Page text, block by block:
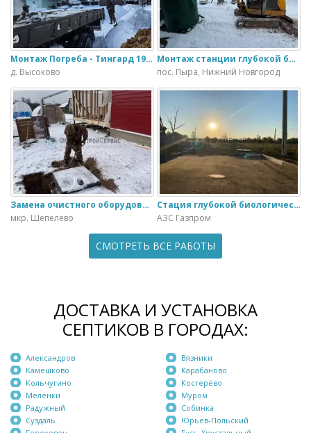
Монтаж Погреба - Тингард 1900
д. Высоково
Монтаж станции глубокой биологической очистки ИталБио - 5 с колодцем дренажным для слива воды
пос. Пыра, Нижний Новгород
Замена очистного оборудования Дека - 3 на ЭкоГранд - 6
мкр. Шепелево
Стация глубокой биологической очистки ЕвроЛос- 20
АЗС Газпром
СМОТРЕТЬ ВСЕ РАБОТЫ
ДОСТАВКА И УСТАНОВКА
СЕПТИКОВ В ГОРОДАХ:
Александров
Камешково
Кольчугино
Меленки
Радужный
Суздаль
Вязники
Карабаново
Костерёво
Муром
Собинка
Юрьев-Польский